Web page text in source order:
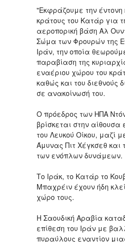
"Εκφράζουμε την έντονη
κράτους του Κατάρ για
αεροπορική βάση Αλ
Σώμα των Φρουρών της
Ιράν, την οποία
παραβίαση της
εναέριου χώρου του
καθώς και του διεθνούς
σε ανακοίνωσή του.
Ο πρόεδρος των ΗΠΑ
βρίσκεται στην αίθουσα
του Λευκού Οίκου, μαζί
Άμυνας Πιτ Χέγκσεθ και
των ενόπλων δυνάμεων.
Το Ιράκ, το Κατάρ το
Μπαχρέιν έχουν ήδη
χώρο τους.
Η Σαουδική Αραβία
επίθεση του Ιράν με
πυραύλους εναντίον